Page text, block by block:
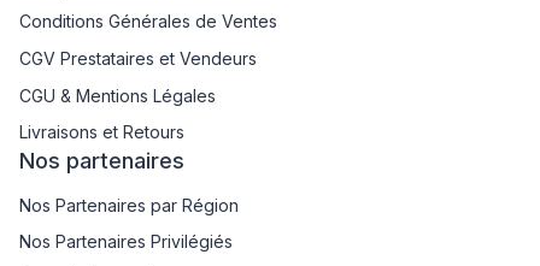
Conditions Générales de Ventes
CGV Prestataires et Vendeurs
CGU & Mentions Légales
Livraisons et Retours
Nos partenaires
Nos Partenaires par Région
Nos Partenaires Privilégiés